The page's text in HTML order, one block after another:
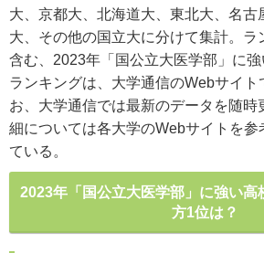
大、京都大、北海道大、東北大、名古
大、その他の国立大に分けて集計。ラ
含む、2023年「国公立大医学部」に
ランキングは、大学通信のWebサイト
お、大学通信では最新のデータを随時
細については各大学のWebサイトを参
ている。
2023年「国公立大医学部」に強い高
方1位は？